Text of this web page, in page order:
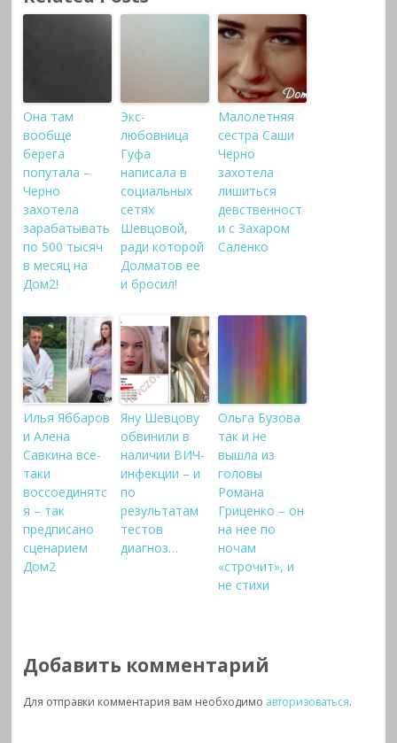
Она там
вообще
берега
попутала –
Черно
захотела
зарабатывать
по 500 тысяч
в месяц на
Дом2!
Экс-
любовница
Гуфа
написала в
социальных
сетях
Шевцовой,
ради которой
Долматов ее
и бросил!
Малолетняя
сестра Саши
Черно
захотела
лишиться
девственност
и с Захаром
Саленко
Илья Яббаров
и Алена
Савкина все-
таки
воссоединятс
я – так
предписано
сценарием
Дом2
Яну Шевцову
обвинили в
наличии ВИЧ-
инфекции – и
по
результатам
тестов
диагноз…
Ольга Бузова
так и не
вышла из
головы
Романа
Гриценко – он
на нее по
ночам
«строчит», и
не стихи
Добавить комментарий
Для отправки комментария вам необходимо авторизоваться.